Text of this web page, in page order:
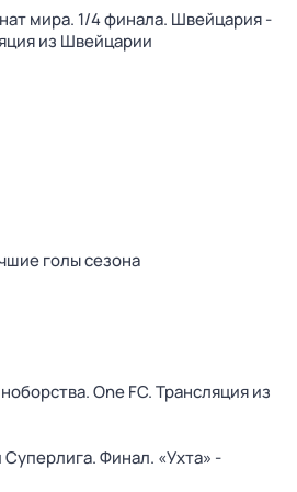
мира. 1/4 финала. Швейцария -
из Швейцарии
голы сезона
One FC. Трансляция из
Финал. «Ухта» -